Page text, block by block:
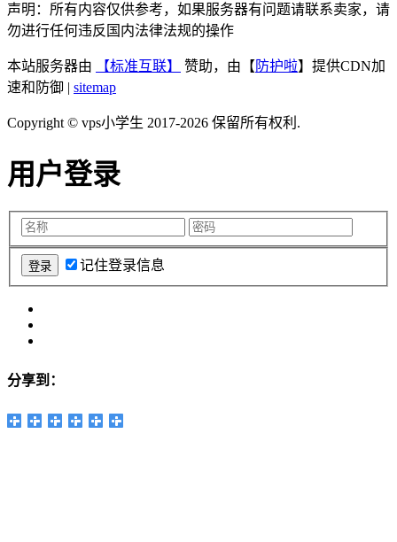
声明：所有内容仅供参考，如果服务器有问题请联系卖家，请
勿进行任何违反国内法律法规的操作
本站服务器由 【标准互联】 赞助，由【 防护啦】提供CDN加
速和防御 | sitemap
Copyright © vps小学生 2017-2026 保留所有权利.
用户登录
记住登录信息
分享到：